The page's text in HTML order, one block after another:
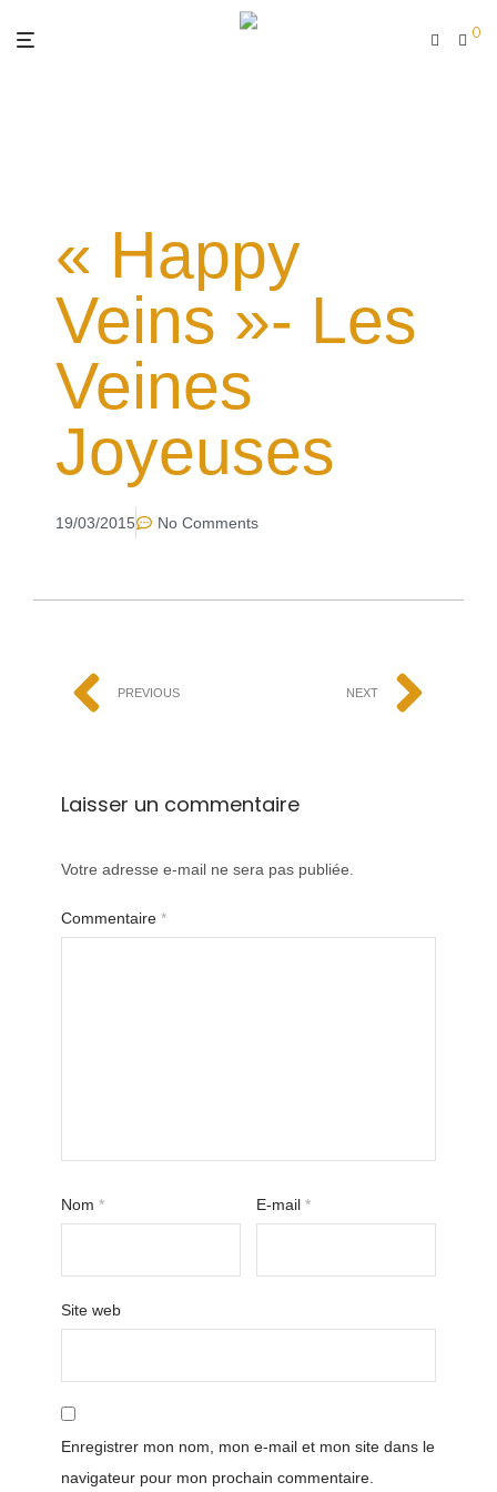
0
« Happy
Veins »- Les
Veines
Joyeuses
19/03/2015 No Comments
PREVIOUS NEXT
Laisser un commentaire
Votre adresse e-mail ne sera pas publiée.
Commentaire *
Nom * E-mail *
Site web
Enregistrer mon nom, mon e-mail et mon site dans le
navigateur pour mon prochain commentaire.